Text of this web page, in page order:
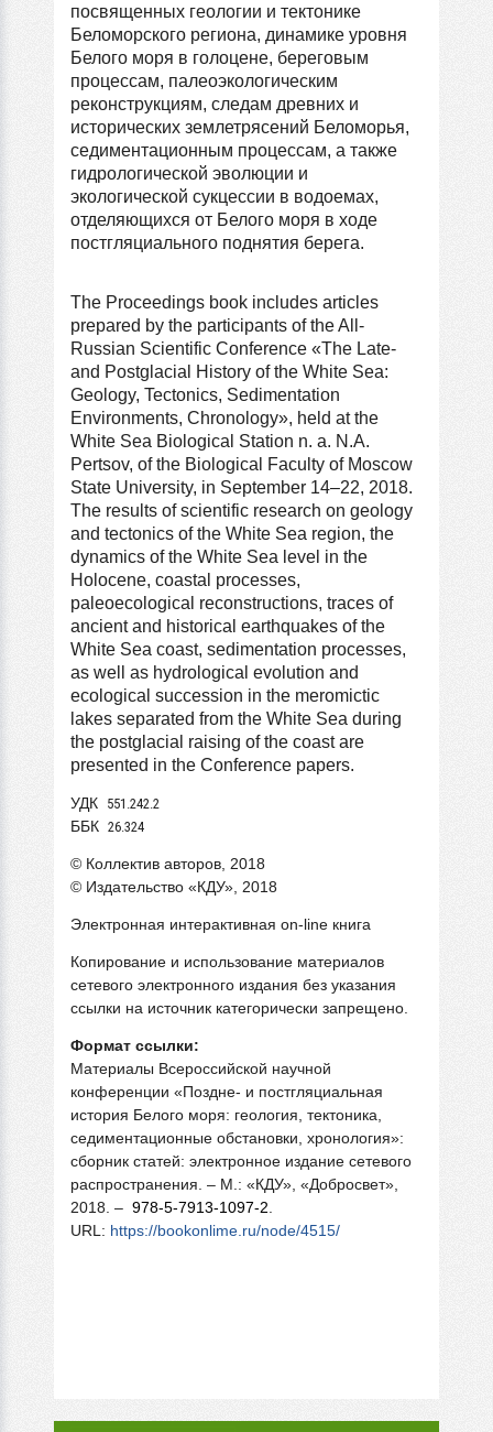
посвященных гео­логии и тектонике
Беломорского региона, динамике уровня
Белого моря в голоцене, береговым
процессам, палеоэкологическим
реконструкциям, следам древних и
исторических землетрясений Беломорья,
седиментационным процессам, а также
гидрологической эволюции и
экологической сукцессии в водоемах,
отделяющихся от Белого моря в ходе
постгляциального поднятия берега.
The Proceedings book includes articles
prepared by the participants of the All-
Russian Scientific Conference «The Late-
and Postglacial History of the White Sea:
Geology, Tectonics, Sedimentation
Environments, Chronology», held at the
White Sea Biological Station n. a. N.A.
Pertsov, of the Biological Faculty of Moscow
State University, in September 14–22, 2018.
The results of scientific research on geology
and tectonics of the White Sea region, the
dynamics of the White Sea level in the
Holocene, coastal processes,
paleoecological reconstructions, traces of
ancient and historical earthquakes of the
White Sea coast, sedimentation processes,
as well as hydrological evolution and
ecological succession in the meromictic
lakes separated from the White Sea during
the postglacial raising of the coast are
presented in the Conference papers.
УДК 551.242.2
ББК 26.324
© Коллектив авторов, 2018
© Издательство «КДУ», 2018
Электронная интерактивная on-line книга
Копирование и использование материалов
сетевого электронного издания без указания
ссылки на источник категорически запрещено.
Формат ссылки:
Материалы Всероссийской научной
конференции «Поздне- и постгляциальная
история Белого моря: геология, тектоника,
седиментационные обстановки, хронология»:
сборник статей: электронное издание сетевого
распространения. – М.: «КДУ», «Добросвет»,
2018. – 978-5-7913-1097-2
URL: https://bookonlime.ru/node/4515/